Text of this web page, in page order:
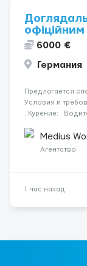
6000 €
Германия
Предлагается
Условия и
. Курение: .
Укр...Medius
Агентство
1 час назад